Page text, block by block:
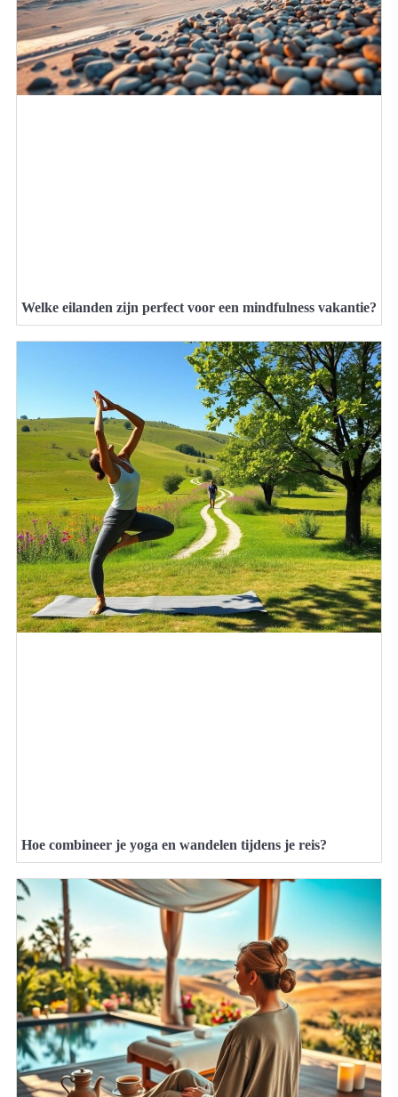
Welke eilanden zijn perfect voor een mindfulness vakantie?
Hoe combineer je yoga en wandelen tijdens je reis?